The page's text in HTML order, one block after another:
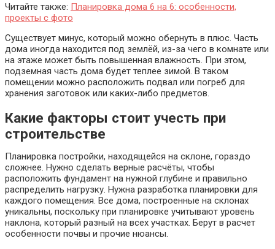
Читайте также: Планировка дома 6 на 6: особенности,
проекты с фото
Существует минус, который можно обернуть в плюс. Часть
дома иногда находится под землёй, из-за чего в комнате или
на этаже может быть повышенная влажность. При этом,
подземная часть дома будет теплее зимой. В таком
помещении можно расположить подвал или погреб для
хранения заготовок или каких-либо предметов.
Какие факторы стоит учесть при
строительстве
Планировка постройки, находящейся на склоне, гораздо
сложнее. Нужно сделать верные расчёты, чтобы
расположить фундамент на нужной глубине и правильно
распределить нагрузку. Нужна разработка планировки для
каждого помещения. Все дома, построенные на склонах
уникальны, поскольку при планировке учитывают уровень
наклона, который разный на всех участках. Берут в расчет
особенности почвы и прочие нюансы.